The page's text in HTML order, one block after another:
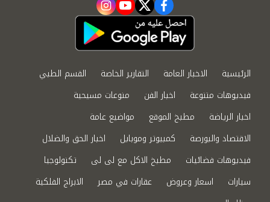
facebook
twitter
youtube
instagram
الرئيسية الاخبار العامة التقارير الخاصة
القسم الطبي
فيديوهات متنوعة
اخبار الفن
منوعات مسيحية
اخبار الرياضة
مطبخ الموقع
مواضيع عامة
الاقتصاد والبورصة
كمبيوتر وموبايل
اخبار الحق والضلال
فيديوهات فضائيات
مطبخ الاكل مع لى لى
تكنولوجيا
سيارات
اسعار وعروض عقارات في مصر
الابراج الفلكية